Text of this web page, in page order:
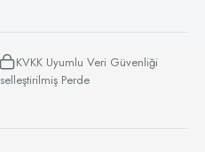
KVKK Uyumlu Veri Güvenliği
Perde